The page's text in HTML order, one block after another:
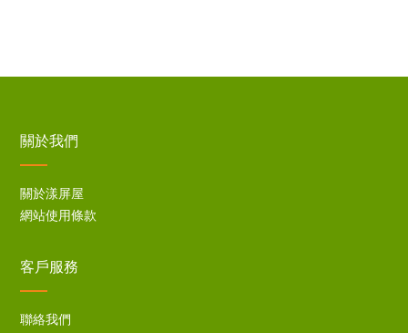
關於我們
關於漾屏屋
網站使用條款
客戶服務
聯絡我們